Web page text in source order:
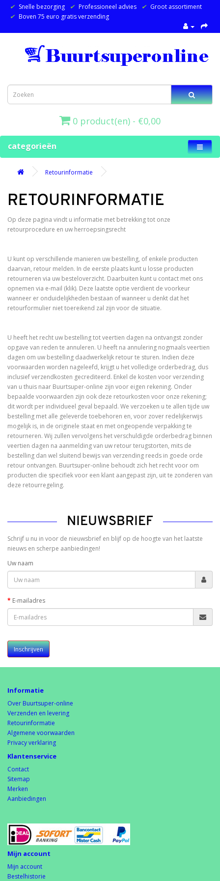
✔ Snelle bezorging ✔ Professioneel advies ✔ Groot assortiment
✔ Boven 75 euro gratis verzending
0 product(en) - €0,00
categorieën
Retourinformatie
RETOURINFORMATIE
Op deze pagina vindt u informatie met betrekking tot onze
retourprocedure en uw herroepsingsrecht
U kunt op verschillende manieren uw bestelling, of enkele producten
daarvan, retour melden. In de eerste plaats kunt u losse producten
retourneren via uw besteloverzicht. Daarbuiten kunt u contact met ons
opnemen via e-mail (klik). Deze laatste optie verdient de voorkeur
wanneer er onduidelijkheden bestaan of wanneer u denkt dat het
retourformulier niet toereikend zal zijn voor de situatie.
U heeft het recht uw bestelling tot veertien dagen na ontvangst zonder
opgave van reden te annuleren. U heeft na annulering nogmaals veertien
dagen om uw bestelling daadwerkelijk retour te sturen. Indien deze
voorwaarden worden nageleefd, krijgt u het volledige orderbedrag, dus
inclusief verzendkosten gecrediteerd. Enkel de kosten voor verzending
van u thuis naar Buurtsuper-online zijn voor eigen rekening. Onder
bepaalde voorwaarden zijn ook deze retourkosten voor onze rekening;
dit wordt per individueel geval bepaald. We verzoeken u te allen tijde uw
bestelling met alle geleverde toebehoren en, voor zover redelijkerwijs
mogelijk is, in de originele staat en met ongeopende verpakking te
retourneren. Wij zullen vervolgens het verschuldigde orderbedrag binnen
veertien dagen na aanmelding van uw retour terugstorten, mits de
bestelling dan wel sluitend bewijs van verzending reeds in goede orde
retour ontvangen. Buurtsuper-online behoudt zich het recht voor om
producten die specifiek voor een klant aangepast zijn, uit te zonderen van
deze retourregeling.
NIEUWSBRIEF
Schrijf u nu in voor de nieuwsbrief en blijf op de hoogte van het laatste
nieuws en scherpe aanbiedingen!
Uw naam
E-mailadres
Inschrijven
Informatie
Over Buurtsuper-online
Verzenden en levering
Retourinformatie
Algemene voorwaarden
Privacy verklaring
Klantenservice
Contact
Sitemap
Merken
Aanbiedingen
Mijn account
Mijn account
Bestelhistorie